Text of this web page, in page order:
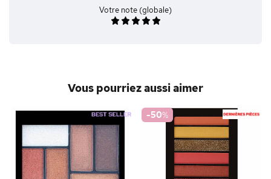
Votre note (globale)
Vous pourriez aussi aimer
-50%